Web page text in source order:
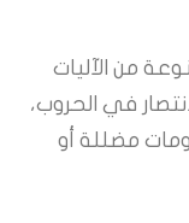
من الآليات
في الحروب،
مضللة أو